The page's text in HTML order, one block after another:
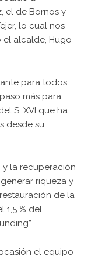
el de Bornos y
lo cual nos
el alcalde, Hugo
para todos
más para
S. XVI que ha
desde su
y la recuperación
riqueza y
de la
1,5 % del
el equipo